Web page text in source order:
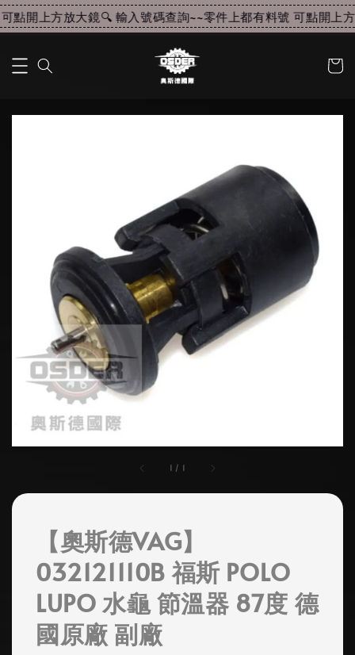
點開上方放大鏡🔍 輸入號碼查詢~~零件上都有料號 可點開上方
1 / 1
【奧斯德VAG】
032121110B 福斯 POLO
LUPO 水龜 節溫器 87度 德
國原廠 副廠